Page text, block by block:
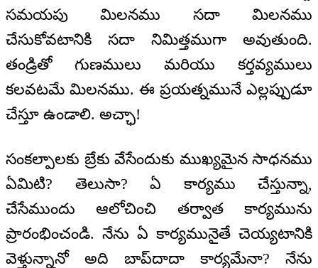
సమయపు మిలనము సదా మిలనము
చేసుకోవటానికి సదా నిమిత్తముగా అవుతుంది.
తండ్రితో గుణములు మరియు కర్తవ్యములు
కలవటమే మిలనము. ఈ ప్రయత్నమునే ఎల్లప్పుడూ
చేస్తూ ఉండాలి. అచ్ఛా!
సంకల్పాలకు బ్రేకు వేసేందుకు ముఖ్యమైన సాధనము
ఏమిటి? తెలుసా? ఏ కార్యము చేస్తున్నా,
చేసేముందు ఆలోచించి తర్వాత కార్యమును
ప్రారంభించండి. నేను ఏ కార్యమునైతే చెయ్యటానికి
వెళ్తున్నానో అది బాప్‌దాదా కార్యమేనా? నేను